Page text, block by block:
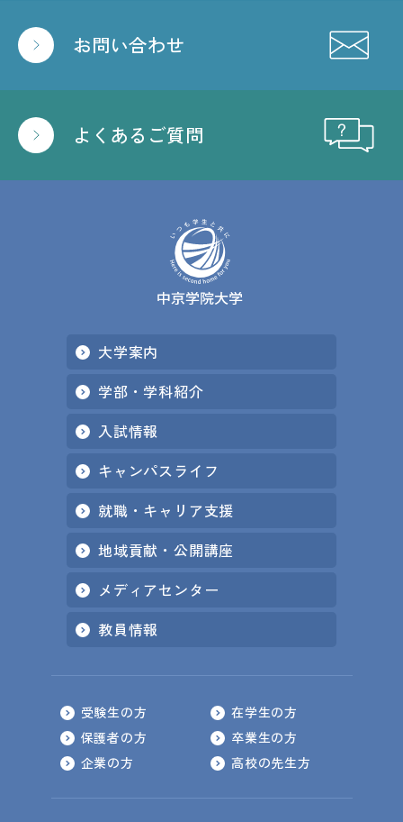
お問い合わせ
よくあるご質問
大学案内
学部・学科紹介
入試情報
キャンパスライフ
就職・キャリア支援
地域貢献・公開講座
メディアセンター
教員情報
受験生の方
在学生の方
保護者の方
卒業生の方
企業の方
高校の先生方